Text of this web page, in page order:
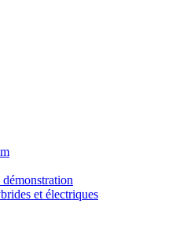
et électriques